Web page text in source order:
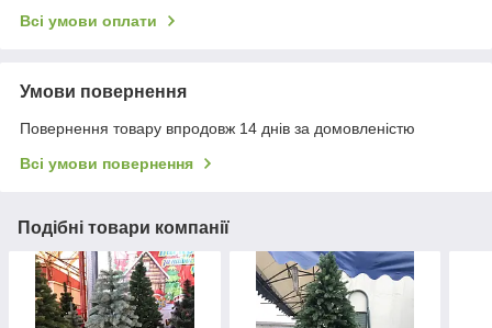
Всі умови оплати
Умови повернення
Повернення товару впродовж 14 днів за домовленістю
Всі умови повернення
Подібні товари компанії